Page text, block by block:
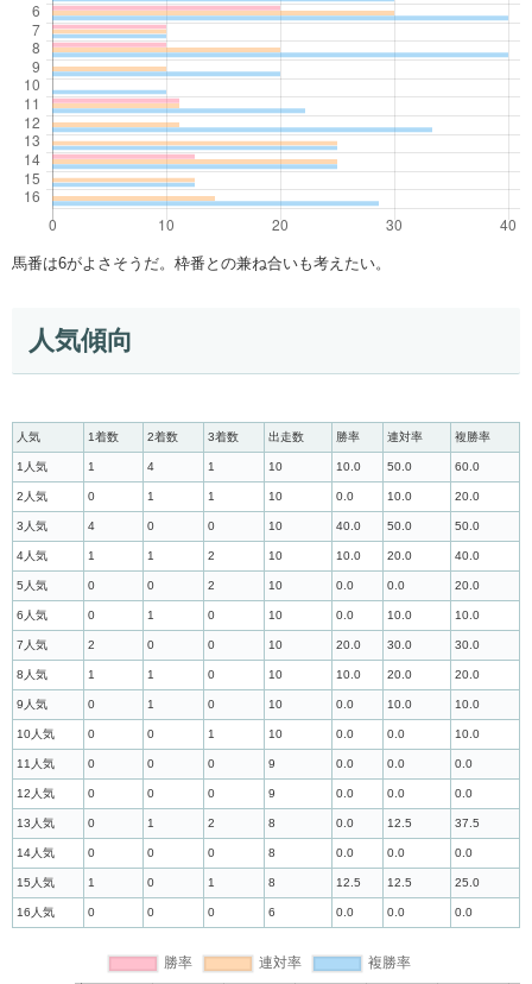
馬番は6がよさそうだ。枠番との兼ね合いも考えたい。
人気傾向
人気 1着数 2着数 3着数 出走数 勝率 連対率 複勝率
1人気 1 4 1 10 10.0 50.0 60.0
2人気 0 1 1 10 0.0 10.0 20.0
3人気 4 0 0 10 40.0 50.0 50.0
4人気 1 1 2 10 10.0 20.0 40.0
5人気 0 0 2 10 0.0 0.0 20.0
6人気 0 1 0 10 0.0 10.0 10.0
7人気 2 0 0 10 20.0 30.0 30.0
8人気 1 1 0 10 10.0 20.0 20.0
9人気 0 1 0 10 0.0 10.0 10.0
10人気 0 0 1 10 0.0 0.0 10.0
11人気 0 0 0 9 0.0 0.0 0.0
12人気 0 0 0 9 0.0 0.0 0.0
13人気 0 1 2 8 0.0 12.5 37.5
14人気 0 0 0 8 0.0 0.0 0.0
15人気 1 0 1 8 12.5 12.5 25.0
16人気 0 0 0 6 0.0 0.0 0.0